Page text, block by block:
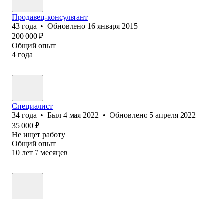
Продавец-консультант
43 года • Обновлено 16 января 2015
200 000 ₽
Общий опыт
4 года
Специалист
34 года • Был 4 мая 2022 • Обновлено 5 апреля 2022
35 000 ₽
Не ищет работу
Общий опыт
10 лет 7 месяцев